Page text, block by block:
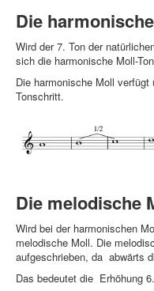
Die
Wird der 7. Ton der
sich die harmonische Moll-
Die harmonische Moll
Tonschritt.
Die melodische
Wird bei der harmonischen
melodische Moll. Die
aufgeschrieben, da abwärts
Das bedeutet die Erhöhung